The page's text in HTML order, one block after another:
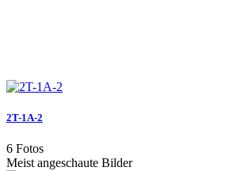
2T-1A-2
6 Fotos
Meist angeschaute Bilder